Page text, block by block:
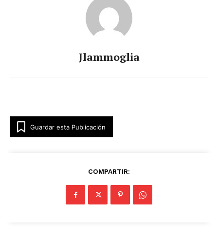
Jlammoglia
Guardar esta Publicación
COMPARTIR: